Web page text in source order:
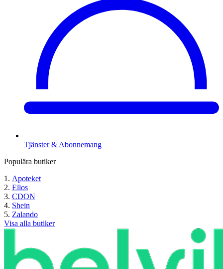
Tjänster & Abonnemang
Populära butiker
Apoteket
Ellos
CDON
Shein
Zalando
Visa alla butiker